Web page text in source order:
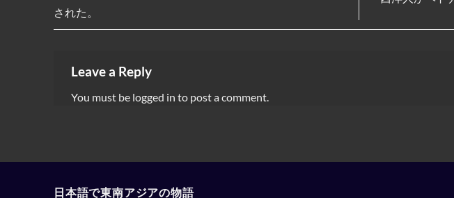
された。
Leave a Reply
You must be logged in to post a comment.
日本語で東南アジアの物語